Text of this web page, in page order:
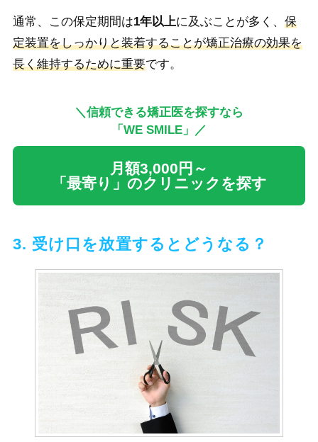
通常、この保定期間は1年以上に及ぶことが多く、 保
定装置をしっかりと装着することが矯正治療の効果を
長く維持するために重要です。
＼信頼できる矯正医を探すなら
「WE SMILE」／
月額3,000円～
「最寄り」のクリニックを探す
3. 受け口を放置するとどうなる？